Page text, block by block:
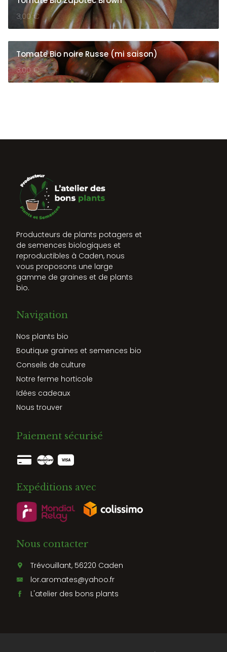
3,00€
Tomate Bio noire Russe (mi saison)
3,00€
Producteurs de plants potagers et
de semences biologiques et
reproductibles à Caden, nous
vous proposons une large
gamme de graines et de plants
bio.
Navigation
Nos plants bio
Boutique graines et semences bio
Conseils de culture
Notre ferme horticole
Idées cadeaux
Nous trouver
Paiement sécurisé
Expéditions avec
Nous contacter
Trévouillant, 56220 Caden
lor.aromates@yahoo.fr
L'atelier des bons plants